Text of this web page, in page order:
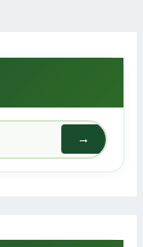
→